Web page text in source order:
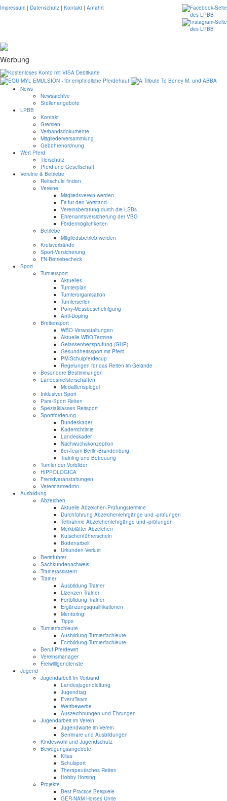
Impressum | Datenschutz | Kontakt | Anfahrt
Werbung
News
Newsarchive
Stellenangebote
LPBB
Kontakt
Gremien
Verbandsdokumente
Mitgliederversammlung
Gebührenordnung
Wert Pferd
Tierschutz
Pferd und Gesellschaft
Vereine & Betriebe
Reitschule finden
Vereine
Mitgliedsverein werden
Fit für den Vorstand
Vereinsberatung durch die LSBs
Ehrenamtsversicherung der VBG
Fördermöglichkeiten
Betriebe
Mitgliedsbetrieb werden
Kreisverbände
Sport-Versicherung
FN-Betriebecheck
Sport
Turniersport
Aktuelles
Turnierplan
Turnierorganisation
Turnierserien
Pony-Messbescheinigung
Anti-Doping
Breitensport
WBO-Veranstaltungen
Aktuelle WBO-Termine
Gelassenheitsprüfung (GHP)
Gesundheitssport mit Pferd
PM-Schulpferdecup
Regelungen für das Reiten im Gelände
Besondere Bestimmungen
Landesmeisterschaften
Medaillenspiegel
Inklusiver Sport
Para-Sport Reiten
Spezialklassen Reitsport
Sportförderung
Bundeskader
Kaderrichtlinie
Landeskader
Nachwuchskonzeption
8er-Team Berlin-Brandenburg
Training und Betreuung
Turnier der Vorbilder
HIPPOLOGICA
Fremdveranstaltungen
Veterinärmedizin
Ausbildung
Abzeichen
Aktuelle Abzeichen-Prüfungstermine
Durchführung Abzeichenlehrgänge und -prüfungen
Teilnahme Abzeichenlehrgänge und -prüfungen
Merkblätter Abzeichen
Kutschenführerschein
Bodenarbeit
Urkunden-Verlust
Berittführer
Sachkundenachweis
Trainerassistent
Trainer
Ausbildung Trainer
Lizenzen Trainer
Fortbildung Trainer
Ergänzungsqualifikationen
Mentoring
Tipps
Turnierfachleute
Ausbildung Turnierfachleute
Fortbildung Turnierfachleute
Beruf Pferdewirt
Vereinsmanager
Freiwilligendienste
Jugend
Jugendarbeit im Verband
Landesjugendleitung
Jugendtag
EventTeam
Wettbewerbe
Auszeichnungen und Ehrungen
Jugendarbeit im Verein
Jugendwarte im Verein
Seminare und Ausbildungen
Kindeswohl und Jugendschutz
Bewegungsangebote
Kitas
Schulsport
Therapeutisches Reiten
Hobby Horsing
Projekte
Best Practice Beispiele
GER-NAM Horses Unite